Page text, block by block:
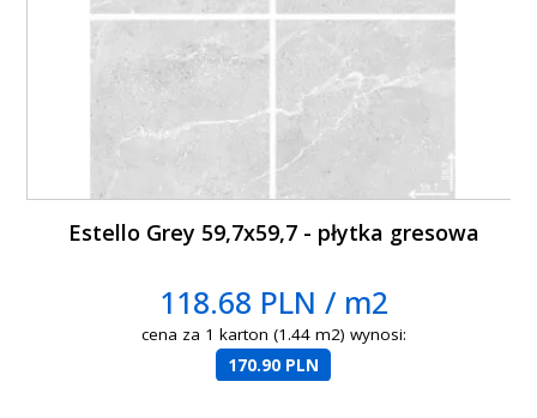
Estello Grey 59,7x59,7 - płytka gresowa
118.68 PLN / m2
cena za 1 karton (1.44 m2) wynosi:
170.90 PLN